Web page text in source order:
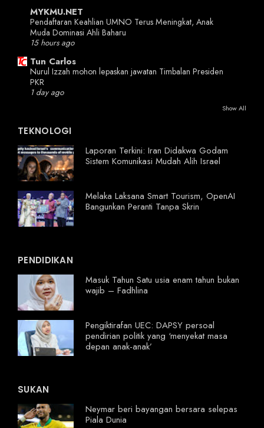
MYKMU.NET
Pendaftaran Keahlian UMNO Terus Meningkat, Anak
Muda Dominasi Ahli Baharu
15 hours ago
Tun Carlos
Nurul Izzah mohon lepaskan jawatan Timbalan Presiden
PKR
1 day ago
Show All
TEKNOLOGI
Laporan Terkini: Iran Didakwa Godam
Sistem Komunikasi Mudah Alih Israel
Melaka Laksana Smart Tourism, OpenAI
Bangunkan Peranti Tanpa Skrin
PENDIDIKAN
Masuk Tahun Satu usia enam tahun bukan
wajib – Fadhlina
Pengiktirafan UEC: DAPSY persoal
pendirian politik yang ‘menyekat masa
depan anak-anak’
SUKAN
Neymar beri bayangan bersara selepas
Piala Dunia